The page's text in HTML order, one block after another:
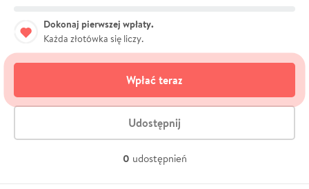
Dokonaj pierwszej wpłaty.
Każda złotówka się liczy.
Wpłać teraz
Udostępnij
0 udostępnień